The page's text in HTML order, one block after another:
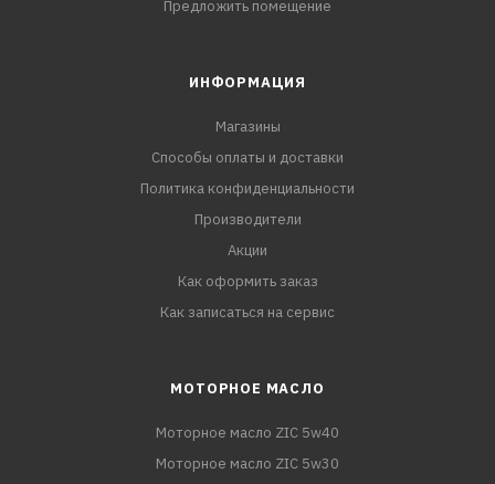
Предложить помещение
ИНФОРМАЦИЯ
Магазины
Способы оплаты и доставки
Политика конфиденциальности
Производители
Акции
Как оформить заказ
Как записаться на сервис
МОТОРНОЕ МАСЛО
Моторное масло ZIC 5w40
Моторное масло ZIC 5w30